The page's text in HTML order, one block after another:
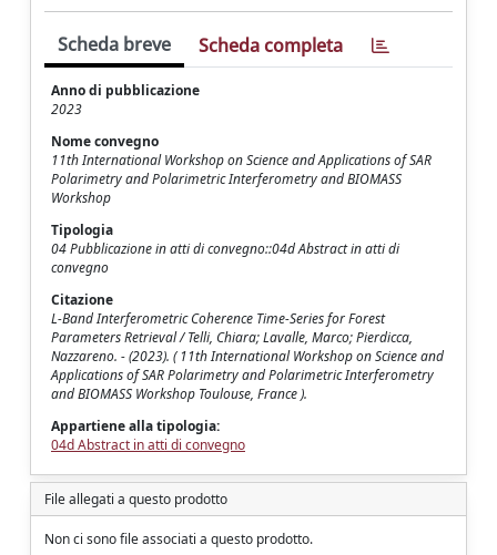
Scheda breve Scheda completa
Anno di pubblicazione
2023
Nome convegno
11th International Workshop on Science and Applications of SAR
Polarimetry and Polarimetric Interferometry and BIOMASS
Workshop
Tipologia
04 Pubblicazione in atti di convegno::04d Abstract in atti di
convegno
Citazione
L-Band Interferometric Coherence Time-Series for Forest
Parameters Retrieval / Telli, Chiara; Lavalle, Marco; Pierdicca,
Nazzareno. - (2023). ( 11th International Workshop on Science and
Applications of SAR Polarimetry and Polarimetric Interferometry
and BIOMASS Workshop Toulouse, France ).
Appartiene alla tipologia:
04d Abstract in atti di convegno
File allegati a questo prodotto
Non ci sono file associati a questo prodotto.